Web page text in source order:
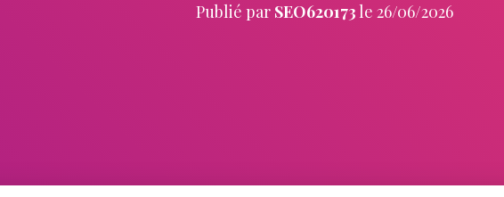
Publié par SEO620173le 26/06/2026